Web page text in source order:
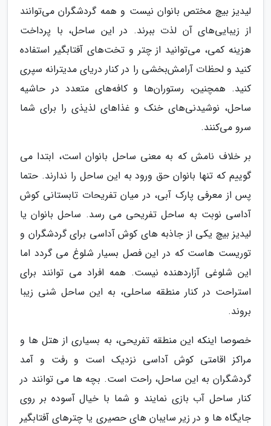
لیدیز بیچ مختص بانوان نیست و همه گردشگران می‌توانند
از زیبایی‌های آن لذت ببرند. در این ساحل، با پرداخت
هزینه کمی، می‌توانید از چتر و تخت‌های آفتابگیر استفاده
کنید و لحظات آرامش‌بخشی را در کنار دریای مدیترانه سپری
کنید. همچنین، رستوران‌ها و کافه‌های متعدد در حاشیه
ساحل، نوشیدنی‌های خنک و غذاهای لذیذی را برای شما
سرو می‌کنند.
بر خلاف نامش که به معنی ساحل بانوان است، ابتدا می
گوییم که تنها بانوان حق ورود به این ساحل را ندارند. حتما
پس از معرفی پارک آبی، در میان تفریحات تابستانی کوش
آداسی نوبت به ساحل تفریحی می رسد. ساحل بانوان یا
لیدیز بیچ یکی از جاذبه های کوش آداسی برای گردشگران و
توریست هاست که در این فصل بسیار شلوغ می گردد اما
این شلوغی آزاردهنده نیست. همه افراد می توانند برای
استراحت در کنار منطقه ساحلی، به این ساحل شنی زیبا
بروند.
خصوصا اینکه این منطقه تفریحی، به بسیاری از هتل ها و
مراکز اقامتی کوش آداسی نزدیک است و رفت و آمد
گردشگران به این ساحل، راحت است. بچه ها می توانند در
کنار ساحل آب بازی نمایند و شما با خیال آسوده بر روی
جایگاه ها و در زیر سایبان های حصیری یا چترهای آفتابگیر